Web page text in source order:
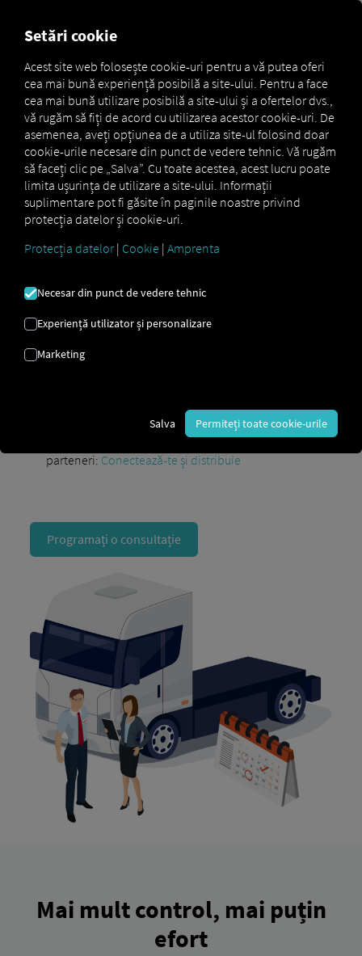
RIO 4 ÎNCHIRIERI
Add-on-ul digital pentru afacerile
moderne de închiriere de camioane
Digitalizează-ți flota de închiriere – și fă-ți clienții
mai fericiți.
Ca și companie de închiriere de vehicule comerciale,
știți că eficiența, transparența și experiența clienților
digitalizați flota, automatizați procesele și oferiți
eforturi administrative suplimentare.
RIO4Rental
prin intermediul RIO Rețea de
parteneri: Conectează-te și distribuie
Programați o consultație
Mai mult control, mai puțin
efort
Setări cookie
Acest site web folosește cookie-uri pentru a vă putea oferi
cea mai bună experiență posibilă a site-ului. Pentru a face
cea mai bună utilizare posibilă a site-ului și a ofertelor dvs.,
vă rugăm să fiți de acord cu utilizarea acestor cookie-uri. De
asemenea, aveți opțiunea de a utiliza site-ul folosind doar
cookie-urile necesare din punct de vedere tehnic. Vă rugăm
să faceți clic pe „Salva”. Cu toate acestea, acest lucru poate
limita ușurința de utilizare a site-ului. Informații
suplimentare pot fi găsite în paginile noastre privind
protecția datelor și cookie-uri.
Protecția datelor | Cookie | Amprenta
Necesar din punct de vedere tehnic
Experiență utilizator și personalizare
Marketing
Salva Permiteți toate cookie-urile